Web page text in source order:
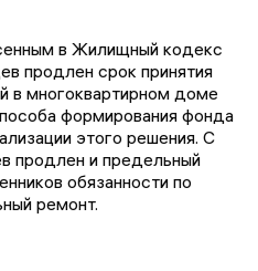
в Жилищный кодекс
продлен срок принятия
в многоквартирном доме
формирования фонда
этого решения. С
продлен и предельный
обязанности по
ремонт.